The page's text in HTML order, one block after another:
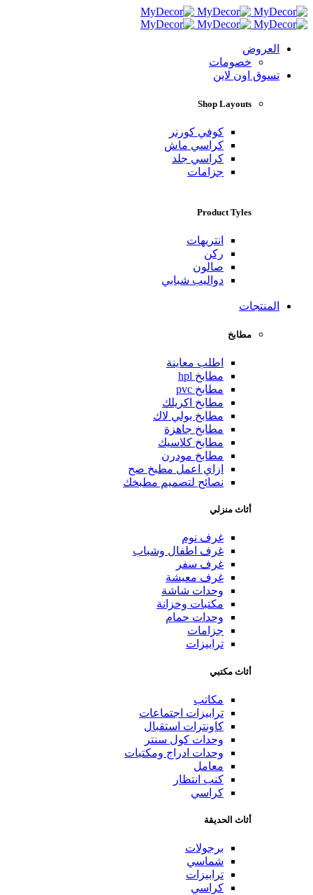
العروض
خصومات
تسوق اون لاين
Shop Layouts
كوفي كورنر
كراسي ماش
كراسي جلد
جزامات
Product Tyles
انتريهات
ركن
صالون
دواليب شبابي
المنتجات
مطابخ
اطلب معاينة
مطابخ hpl
مطابخ pvc
مطابخ اكريلك
مطابخ بولي لاك
مطابخ جاهزة
مطابخ كلاسيك
مطابخ مودرن
ازاي اعمل مطبخ صح
نصائح لتصميم مطبخك
أثاث منزلي
غرف نوم
غرف اطفال وشباب
غرف سفر
غرف معيشة
وحدات شاشة
مكتبات وخزانة
وحدات حمام
جزامات
ترابيزات
أثاث مكتبي
مكاتب
ترابيزات اجتماعات
كاونترات استقبال
وحدات كول سنتر
وحدات ادراج ومكتبات
معامل
كنب انتظار
كراسي
أثاث الحديقة
برجولات
شماسي
ترابيزات
كراسي